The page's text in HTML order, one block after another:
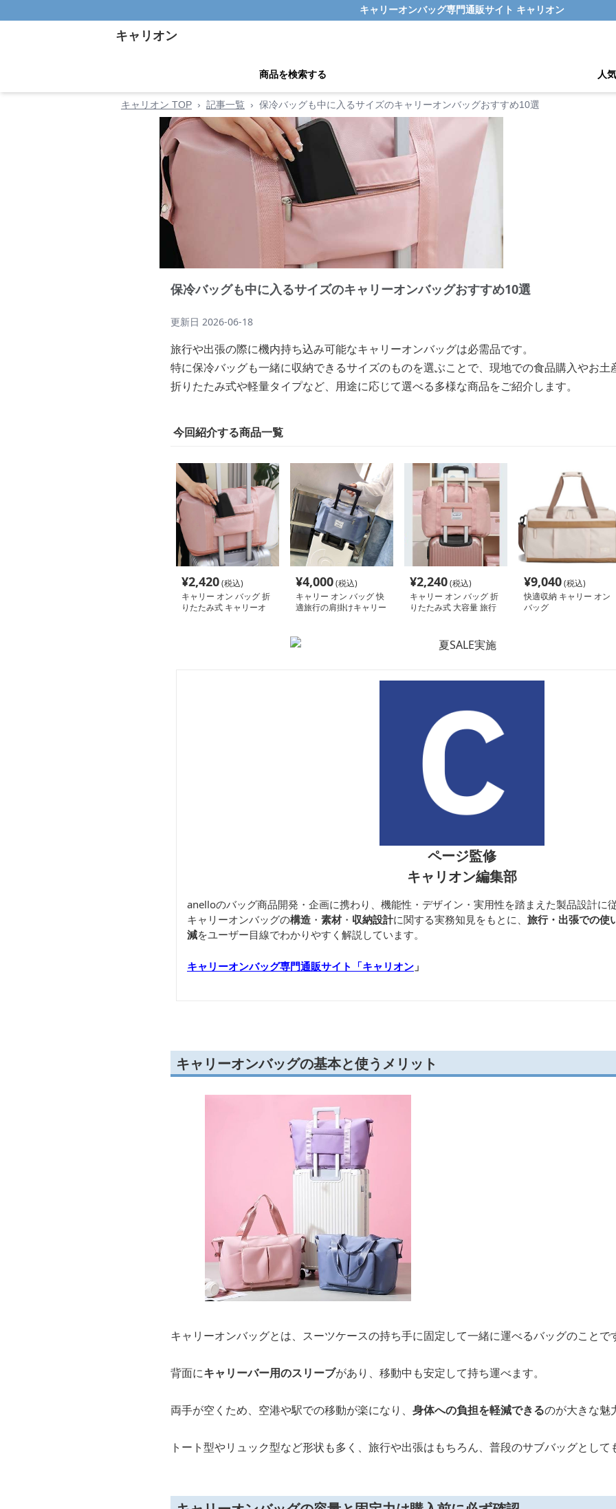
キャリーオンバッグ専門通販サイト キャリオン
キャリオン
商品を検索する 人
キャリオン TOP › 記事一覧 › 保冷バッグも中に入るサイズのキャリーオンバッグおすすめ10選
保冷バッグも中に入るサイズのキャリーオンバッグおすすめ10選
更新日 2026-06-18
旅行や出張の際に機内持ち込み可能なキャリーオンバッグは必需品です。
特に保冷バッグも一緒に収納できるサイズのものを選ぶことで、現地での食品購入やお土
折りたたみ式や軽量タイプなど、用途に応じて選べる多様な商品をご紹介します。
今回紹介する商品一覧
¥2,420(税込)
キャリー オン バッグ 折
りたたみ式 キャリーオ
¥4,000(税込)
キャリー オン バッグ 快
適旅行の肩掛けキャリー
¥2,240(税込)
キャリー オン バッグ 折
りたたみ式 大容量 旅行
¥9,040(税込)
快適収納 キャリー オン
バッグ
ページ監修
キャリオン編集部
anelloのバッグ商品開発・企画に携わり、機能性・デザイン・実用性を踏まえた製品設計に
キャリーオンバッグの構造 ・ 素材・ 収納設計に関する実務知見をもとに、 旅行・出張での使
減をユーザー目線でわかりやすく解説しています。
キャリーオンバッグ専門通販サイト「キャリオン 」
キャリーオンバッグの基本と使うメリット
キャリーオンバッグとは、スーツケースの持ち手に固定して一緒に運べるバッグのことで
背面にキャリーバー用のスリーブがあり、移動中も安定して持ち運べます。
両手が空くため、空港や駅での移動が楽になり、 身体への負担を軽減できるのが大きな魅
トート型やリュック型など形状も多く、旅行や出張はもちろん、普段のサブバッグとして